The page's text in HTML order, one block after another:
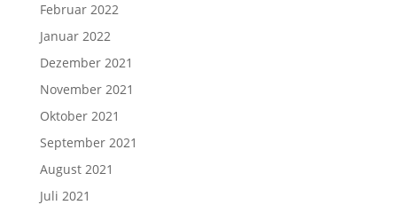
Februar 2022
Januar 2022
Dezember 2021
November 2021
Oktober 2021
September 2021
August 2021
Juli 2021